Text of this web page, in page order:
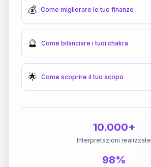
💰 Come migliorare le tue finanze
🔮 Come bilanciare i tuoi chakra
🌟 Come scoprire il tuo scopo
10.000+
Interpretazioni realizzate
98%